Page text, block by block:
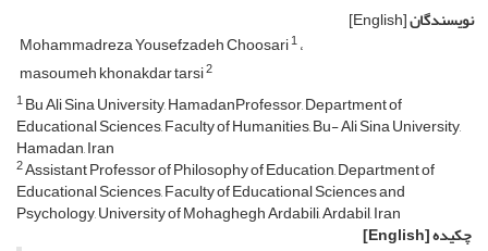
نویسندگان[English]
Mohammadreza Yousefzadeh Choosari1
masoumeh khonakdar tarsi2
1Bu Ali Sina University, HamadanProfessor, Department of
Educational Sciences, Faculty of Humanities, Bu- Ali Sina University,
Hamadan, Iran
2Assistant Professor of Philosophy of Education, Department of
Educational Sciences, Faculty of Educational Sciences and
Psychology, University of Mohaghegh Ardabili, Ardabil, Iran
چکیده[English]